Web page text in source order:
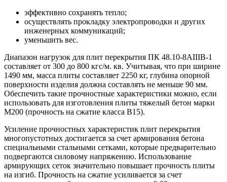
эффективно сохранять тепло;
осуществлять прокладку электропроводки и других
инженерных коммуникаций;
уменьшить вес.
Диапазон нагрузок для плит перекрытия ПК 48.10-8АIIIВ-1
составляет от 300 до 800 кгс/м. кв. Учитывая, что при ширине
1490 мм, масса плиты составляет 2250 кг, глубина опорной
поверхности изделия должна составлять не меньше 90 мм.
Обеспечить такие прочностные характеристики можно, если
использовать для изготовления плиты тяжелый бетон марки
М200 (прочность на сжатие класса В15).
Усиление прочностных характеристик плит перекрытия
многопустотных достигается за счет армирования бетона
специальными стальными сетками, которые предварительно
подвергаются силовому напряжению. Использование
армирующих сеток значительно повышает прочность плиты
на изгиб. Прочность на сжатие усиливается за счет